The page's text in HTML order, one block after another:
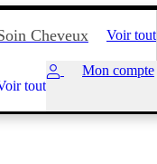
Cheveux Voir tout
tout
Mon compte